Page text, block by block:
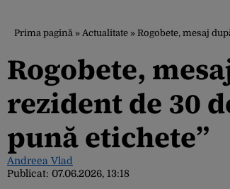
Prima pagină » Actualitate » Rogobete, mesaj
Rogobete,
rezident de 30
pună etichete”
Andreea Vlad
Publicat: 07.06.2026, 13:18